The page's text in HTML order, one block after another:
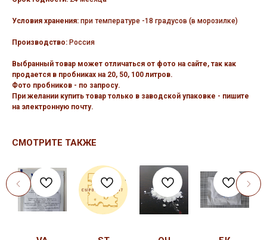
Условия хранения: при температуре -18 градусов (в морозилке)
Производство: Россия
Выбранный товар может отличаться от фото на сайте, так как
продается в пробниках на 20, 50, 100 литров.
Фото пробников - по запросу.
При желании купить товар только в заводской упаковке - пишите
на электронную почту.
СМОТРИТЕ ТАКЖЕ